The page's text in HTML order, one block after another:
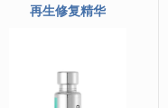
再生修复精华